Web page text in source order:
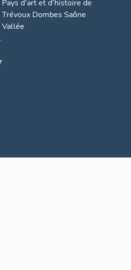
Pays d’art et d’histoire de
Trévoux Dombes Saône
Vallée